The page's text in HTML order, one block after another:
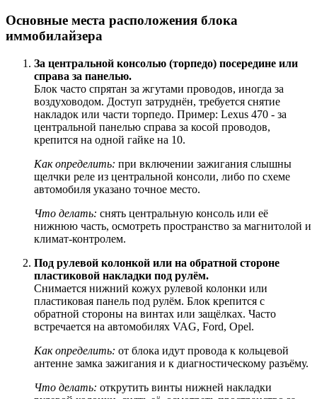
Основные места расположения блока
иммобилайзера
За центральной консолью (торпедо) посередине или
справа за панелью.
Блок часто спрятан за жгутами проводов, иногда за
воздуховодом. Доступ затруднён, требуется снятие
накладок или части торпедо. Пример: Lexus 470 - за
центральной панелью справа за косой проводов,
крепится на одной гайке на 10.
Как определить: при включении зажигания слышны
щелчки реле из центральной консоли, либо по схеме
автомобиля указано точное место.
Что делать: снять центральную консоль или её
нижнюю часть, осмотреть пространство за магнитолой и
климат-контролем.
Под рулевой колонкой или на обратной стороне
пластиковой накладки под рулём.
Снимается нижний кожух рулевой колонки или
пластиковая панель под рулём. Блок крепится с
обратной стороны на винтах или защёлках. Часто
встречается на автомобилях VAG, Ford, Opel.
Как определить: от блока идут провода к кольцевой
антенне замка зажигания и к диагностическому разъёму.
Что делать: открутить винты нижней накладки